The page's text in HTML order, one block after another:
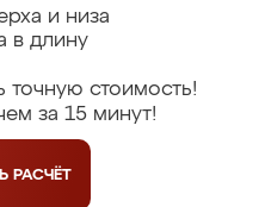
и низа
в длину
точную стоимость!
за 15 минут!
РАСЧЁТ